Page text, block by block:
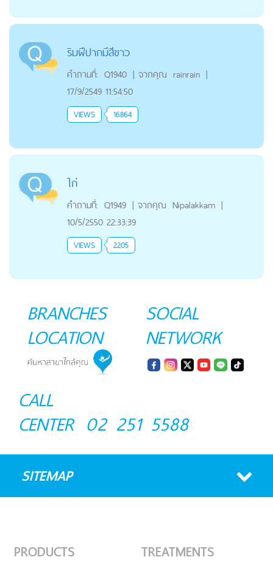
ริมฝีปากมีสีขาว
คำถามที่: Q1940 | จากคุณ rainrain |
17/9/2549 11:54:50
VIEWS 16864
ไก่
คำถามที่: Q1949 | จากคุณ Nipalakkam |
10/5/2550 22:33:39
VIEWS 2205
BRANCHES
LOCATION
SOCIAL
NETWORK
CALL
CENTER 02 251 5588
SITEMAP
PRODUCTS TREATMENTS